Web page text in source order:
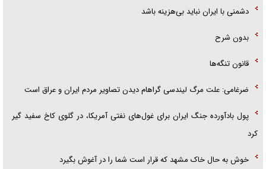
دشمنی با ایران نباید بی‌هزینه باشد
بدون شرح
قانون تنگه‌ها
ضرغامی: علت مرگ لیندسی گراهام دیدن تصاویر مردم ایران و عراق است
پول بادآورده جنگ ایران برای غول‌های نفتی آمریکا، در گلوی کاخ سفید گیر
کرد
خوش به حال خاک مشهد که قرار است شما را در آغوش بگیرد